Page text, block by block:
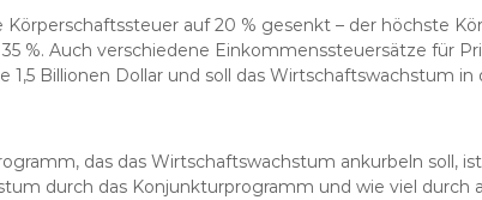
Körperschaftssteuer auf 20 % gesenkt – der höchste
%. Auch verschiedene Einkommenssteuersätze für
1,5 Billionen Dollar und soll das Wirtschaftswachstum
das das Wirtschaftswachstum ankurbeln soll,
durch das Konjunkturprogramm und wie viel durch